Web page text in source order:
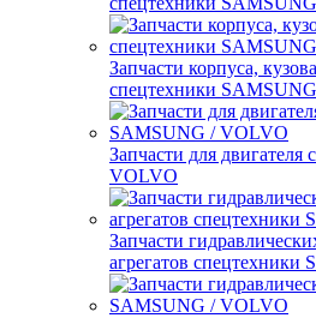
Запчасти корпуса,
спецтехники
Запчасти для
VOLVO
Запчасти
агрегатов